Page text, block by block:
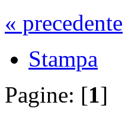
« precedente
Stampa
Pagine: [1]